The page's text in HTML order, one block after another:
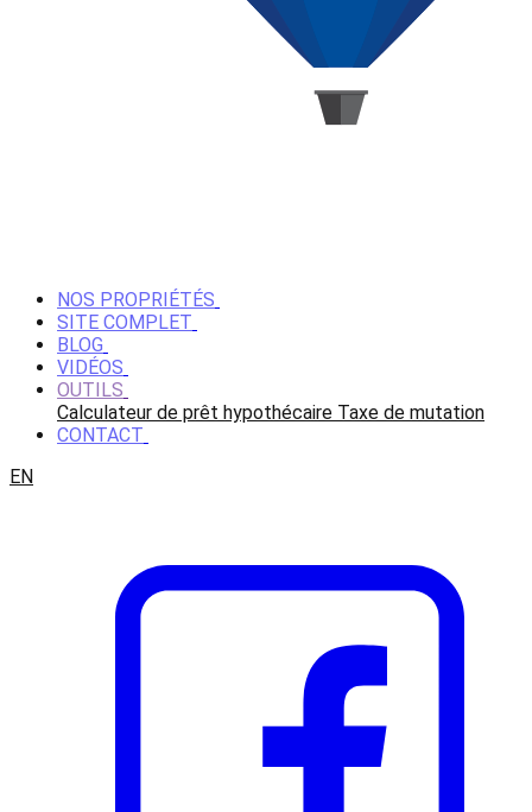
NOS PROPRIÉTÉS
SITE COMPLET
BLOG
VIDÉOS
OUTILS
Calculateur de prêt hypothécaire Taxe de mutation
CONTACT
EN